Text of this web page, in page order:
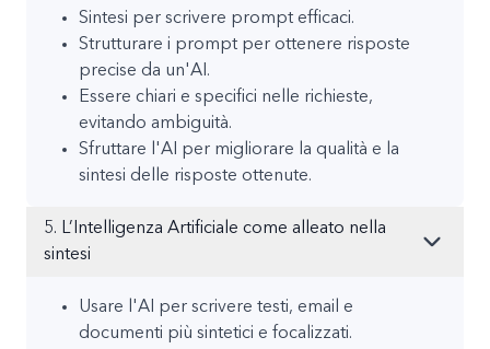
Sintesi per scrivere prompt efficaci.
Strutturare i prompt per ottenere risposte
precise da un'AI.
Essere chiari e specifici nelle richieste,
evitando ambiguità.
Sfruttare l'AI per migliorare la qualità e la
sintesi delle risposte ottenute.
5. L’Intelligenza Artificiale come alleato nella
sintesi
Usare l'AI per scrivere testi, email e
documenti più sintetici e focalizzati.